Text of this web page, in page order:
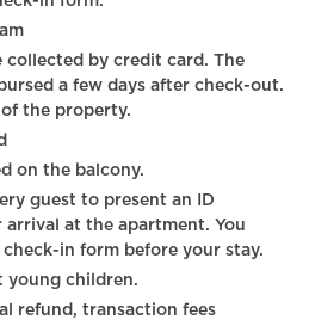
a few days after check-out.
the property.
on the balcony.
at the apartment. You
in form before your stay.
young children.